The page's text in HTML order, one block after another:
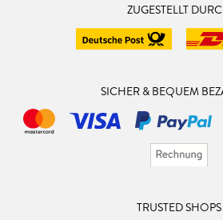
ZUGESTELLT
SICHER & BEQUEM
TRUSTED SHOPS